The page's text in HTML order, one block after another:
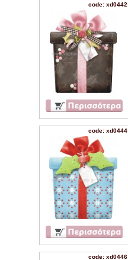
code: xd0442
code: xd0444
code: xd0446